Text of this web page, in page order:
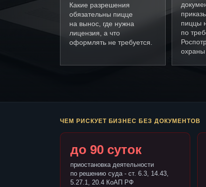
Какие разрешения
обязательны пицце
на вынос, где нужна
лицензия, а что
оформлять не требуется.
пиццы
по
охраны
ЧЕМ РИСКУЕТ БИЗНЕС БЕЗ ДОКУМЕНТОВ
до 90 суток
приостановка деятельности
по решению суда - ст. 6.3, 14.43,
5.27.1, 20.4 КоАП РФ